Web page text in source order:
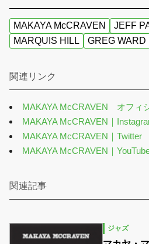
MAKAYA McCRAVEN
JEFF
MARQUIS HILL
GREG WARD
関連リンク
MAKAYA McCRAVEN オフィ
MAKAYA McCRAVEN｜
MAKAYA McCRAVEN｜Twitter
MAKAYA McCRAVEN｜
関連記事
ジャズ